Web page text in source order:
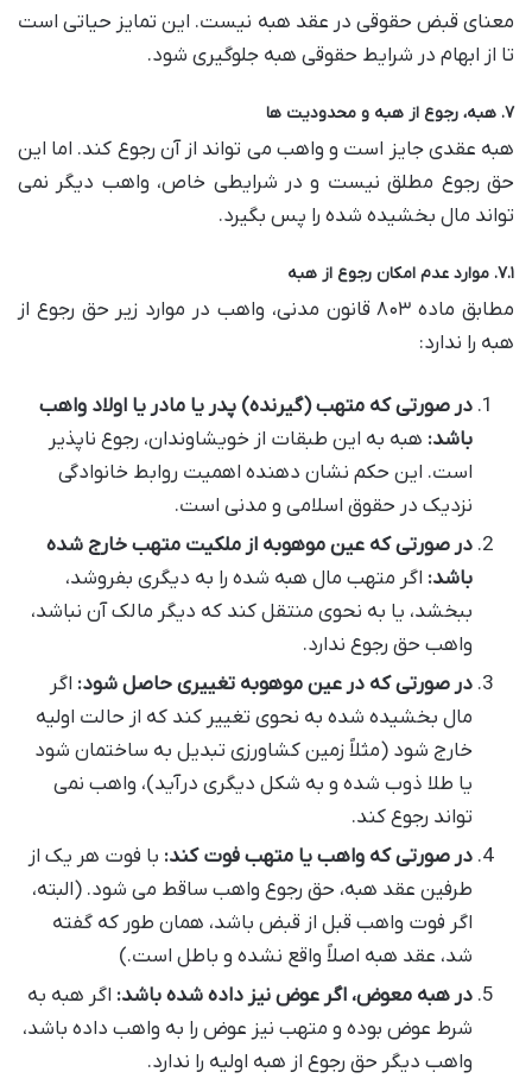
معنای قبض حقوقی در عقد هبه نیست. این تمایز حیاتی است
تا از ابهام در شرایط حقوقی هبه جلوگیری شود.
۷. هبه، رجوع از هبه و محدودیت ها
هبه عقدی جایز است و واهب می تواند از آن رجوع کند. اما این
حق رجوع مطلق نیست و در شرایطی خاص، واهب دیگر نمی
تواند مال بخشیده شده را پس بگیرد.
۷.۱. موارد عدم امکان رجوع از هبه
مطابق ماده ۸۰۳ قانون مدنی، واهب در موارد زیر حق رجوع از
هبه را ندارد:
در صورتی که متهب (گیرنده) پدر یا مادر یا اولاد واهب
باشد: هبه به این طبقات از خویشاوندان، رجوع ناپذیر
است. این حکم نشان دهنده اهمیت روابط خانوادگی
نزدیک در حقوق اسلامی و مدنی است.
در صورتی که عین موهوبه از ملکیت متهب خارج شده
باشد: اگر متهب مال هبه شده را به دیگری بفروشد،
ببخشد، یا به نحوی منتقل کند که دیگر مالک آن نباشد،
واهب حق رجوع ندارد.
در صورتی که در عین موهوبه تغییری حاصل شود: اگر
مال بخشیده شده به نحوی تغییر کند که از حالت اولیه
خارج شود (مثلاً زمین کشاورزی تبدیل به ساختمان شود
یا طلا ذوب شده و به شکل دیگری درآید)، واهب نمی
تواند رجوع کند.
در صورتی که واهب یا متهب فوت کند: با فوت هر یک از
طرفین عقد هبه، حق رجوع واهب ساقط می شود. (البته،
اگر فوت واهب قبل از قبض باشد، همان طور که گفته
شد، عقد هبه اصلاً واقع نشده و باطل است.)
در هبه معوض، اگر عوض نیز داده شده باشد: اگر هبه به
شرط عوض بوده و متهب نیز عوض را به واهب داده باشد،
واهب دیگر حق رجوع از هبه اولیه را ندارد.